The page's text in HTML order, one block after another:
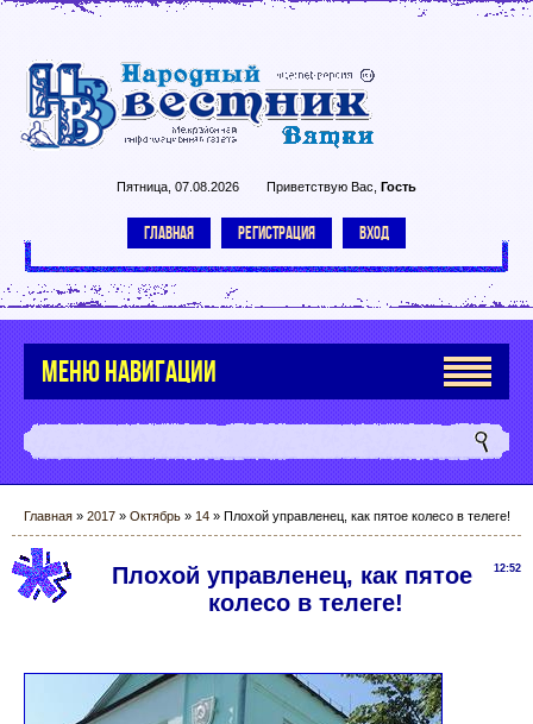
Пятница, 07.08.2026 Приветствую Вас Гость
ГЛАВНАЯ РЕГИСТРАЦИЯ ВХОД
МЕНЮ НАВИГАЦИИ
Главная» 2017 » Октябрь » 14» Плохой управленец, как пятое колесо в телеге!
12:52
Плохой управленец, как пятое
колесо в телеге!